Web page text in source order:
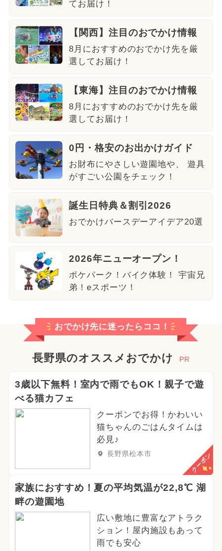
てお届け！
【関西】注目のおでかけ情報
8月におすすめのおでかけ先を厳
選してお届け！
【東海】注目のおでかけ情報
8月におすすめのおでかけ先を厳
選してお届け！
0円・格安のお出かけガイド
お財布にやさしい遊園地や、 遊具
がすごい公園をチェック！
誕生日特典＆割引2026
おでかけバースデーアイデア20選
2026年ニューオープン！
ポケパーク！バイク体験！ 宇宙兄
弟！eスポーツ！
おでかけ先に迷ったらココ！
長野県のオススメおでかけ PR
3歳以下無料！室内で雨でもOK！親子で遊
べる猫カフェ
クーポンでお得！かわいい
猫ちゃんのごはんタイムは
必見♪
長野県松本市 クーポン
家族におすすめ！夏の平均気温が22,8℃ 湖
畔の遊園地
広い敷地に豊富なアトラク
ション！屋内施設もあって
雨でも安心